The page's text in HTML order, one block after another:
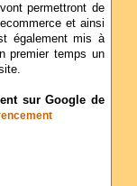
permettront de
et ainsi
également mis à
premier temps un
sur Google de